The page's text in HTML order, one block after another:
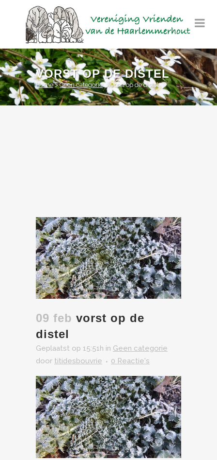
VORST OP DE DISTEL
Home>Geen categorie >vorst op de distel
09 feb vorst op de
distel
Geplaatst op 15:51h in Geen categorie
door titidesbouvrie 0 Reactie's